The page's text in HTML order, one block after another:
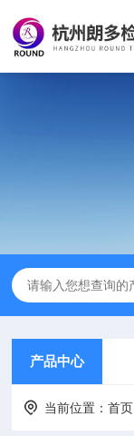
产品中心
当前位置：首页